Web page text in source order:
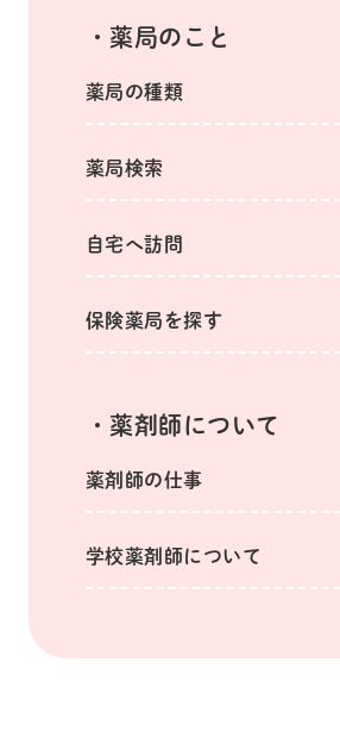
薬局のこと
薬局の種類
薬局検索
自宅へ訪問
保険薬局を探す
薬剤師について
薬剤師の仕事
学校薬剤師について